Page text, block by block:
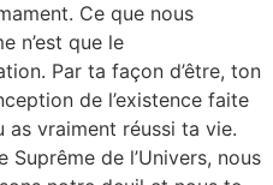
Ce que nous
n’est que le
Par ta façon d’être, ton
de l’existence faite
vraiment réussi ta vie.
de l’Univers, nous